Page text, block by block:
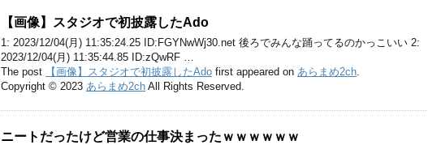
【画像】スタジオで初披露したAdo
1: 2023/12/04(月) 11:35:24.25 ID:FGYNwWj30.net 後ろでみんな踊ってるのかっこいい 2:
2023/12/04(月) 11:35:44.85 ID:zQwRF …
The post
【画像】スタジオで初披露したAdo first appeared on あらまめ2ch.
Copyright © 2023 あらまめ2ch All Rights Reserved.
ニートだったけど営業の仕事決まったｗｗｗｗｗｗ